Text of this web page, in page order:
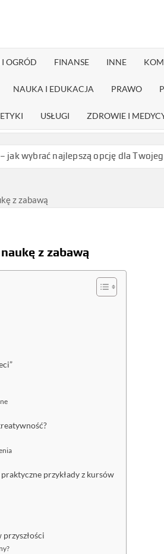
OGRÓD FINANSE INNE
NAUKA I EDUKACJA PRAWO
USŁUGI ZDROWIE I
najlepszą opcję dla Twojego
z zabawą
z zabawą
przykłady z kursów